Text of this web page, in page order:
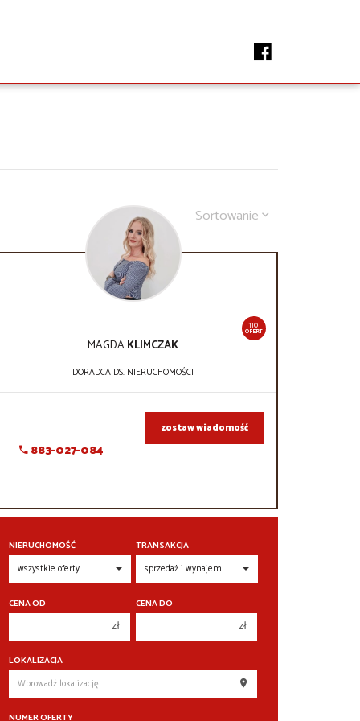
Sortowanie
110
OFERT
MAGDAKLIMCZAK
DORADCA DS. NIERUCHOMOŚCI
883-027-084
zostaw wiadomość
NIERUCHOMOŚĆ TRANSAKCJA
CENA OD
zł
250 000 zł
CENA DO
zł
250 000 zł
LOKALIZACJA
NUMER OFERTY